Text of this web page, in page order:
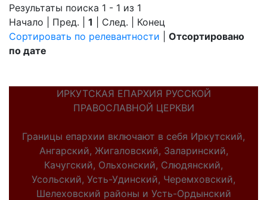
Результаты поиска 1 - 1 из 1
Начало | Пред. | 1 | След. | Конец
Сортировать по релевантности
Отсортировано
по дате
ИРКУТСКАЯ ЕПАРХИЯ РУССКОЙ
ПРАВОСЛАВНОЙ ЦЕРКВИ
Границы епархии включают в себя Иркутский,
Ангарский, Жигаловский, Заларинский,
Качугский, Ольхонский, Слюдянский,
Усольский, Усть-Удинский, Черемховский,
Шелеховский районы и Усть-Ордынский